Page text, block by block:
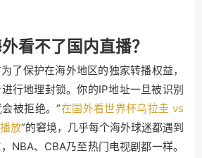
看不了国内直播？
了保护在海外地区的独家转播权益，
行地理封锁。你的IP地址一旦被识别
被拒绝。“在国外看世界杯乌拉圭 vs
放”的窘境，几乎每个海外球迷都遇到
NBA、CBA乃至热门电视剧都一样。